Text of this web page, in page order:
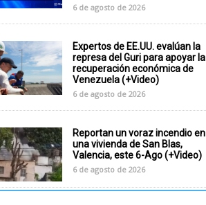
6 de agosto de 2026
Expertos de EE.UU. evalúan la
represa del Guri para apoyar la
recuperación económica de
Venezuela (+Video)
6 de agosto de 2026
Reportan un voraz incendio en
una vivienda de San Blas,
Valencia, este 6-Ago (+Video)
6 de agosto de 2026